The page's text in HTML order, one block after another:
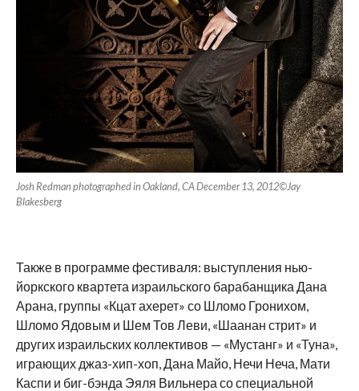
Josh Redman photographed in Oakland, CA December 13, 2012©Jay
Blakesberg
Также в программе фестиваля: выступления нью-
йоркского квартета израильского барабанщика Дана
Арана, группы «Кцат ахерет» со Шломо Гронихом,
Шломо Ядовым и Шем Тов Леви, «Шаанан стрит» и
других израильских коллективов — «Мустанг» и «Туна»,
играющих джаз-хип-хоп, Дана Майо, Нечи Неча, Мати
Каспи и биг-бэнда Эяля Вильнера со специальной